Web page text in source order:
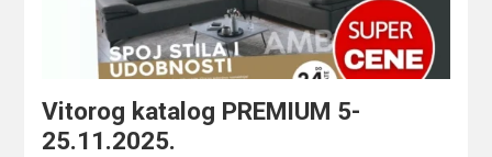
Vitorog katalog PREMIUM 5-
25.11.2025.